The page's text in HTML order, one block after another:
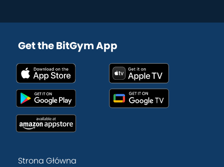
Get the BitGym App
Strona Główna